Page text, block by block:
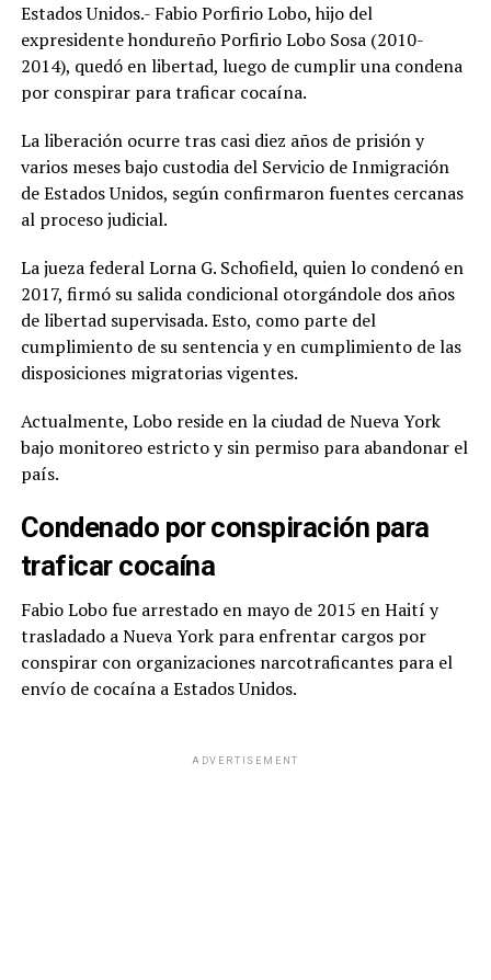
Estados Unidos.- Fabio Porfirio Lobo, hijo del
expresidente hondureño Porfirio Lobo Sosa (2010-
2014), quedó en libertad, luego de cumplir una condena
por conspirar para traficar cocaína.
La liberación ocurre tras casi diez años de prisión y
varios meses bajo custodia del Servicio de Inmigración
de Estados Unidos, según confirmaron fuentes cercanas
al proceso judicial.
La jueza federal Lorna G. Schofield, quien lo condenó en
2017, firmó su salida condicional otorgándole dos años
de libertad supervisada. Esto, como parte del
cumplimiento de su sentencia y en cumplimiento de las
disposiciones migratorias vigentes.
Actualmente, Lobo reside en la ciudad de Nueva York
bajo monitoreo estricto y sin permiso para abandonar el
país.
Condenado por conspiración para
traficar cocaína
Fabio Lobo fue arrestado en mayo de 2015 en Haití y
trasladado a Nueva York para enfrentar cargos por
conspirar con organizaciones narcotraficantes para el
envío de cocaína a Estados Unidos.
ADVERTISEMENT